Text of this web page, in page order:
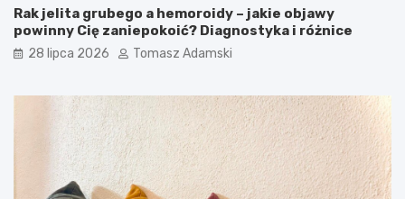
Rak jelita grubego a hemoroidy – jakie objawy
powinny Cię zaniepokoić? Diagnostyka i różnice
28 lipca 2026 Tomasz Adamski